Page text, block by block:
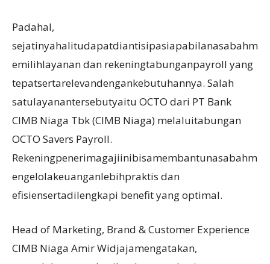
Padahal,
sejatinyahalitudapatdiantisipasiapabilanasabahm
emilihlayanan dan rekeningtabunganpayroll yang
tepatsertarelevandengankebutuhannya. Salah
satulayanantersebutyaitu OCTO dari PT Bank
CIMB Niaga Tbk (CIMB Niaga) melaluitabungan
OCTO Savers Payroll.
Rekeningpenerimagajiinibisamembantunasabahm
engelolakeuanganlebihpraktis dan
efisiensertadilengkapi benefit yang optimal.
Head of Marketing, Brand & Customer Experience
CIMB Niaga Amir Widjajamengatakan,